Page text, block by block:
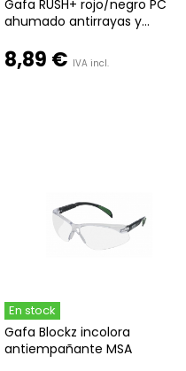
Gafa RUSH+ rojo/negro PC
ahumado antirrayas y...
8,89 € IVA incl.
En stock
Gafa Blockz incolora
antiempañante MSA